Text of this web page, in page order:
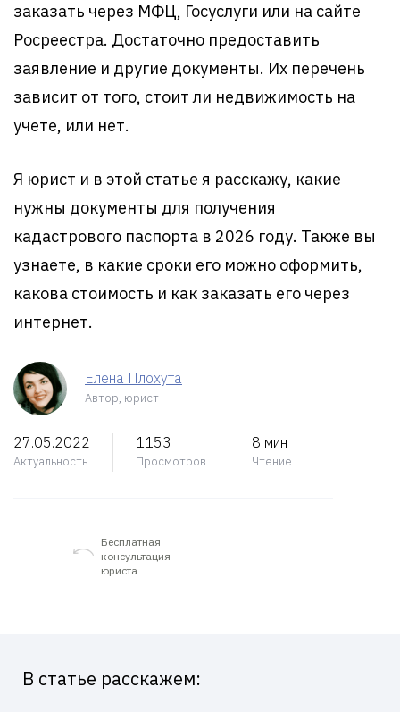
заказать через МФЦ, Госуслуги или на сайте
Росреестра. Достаточно предоставить
заявление и другие документы. Их перечень
зависит от того, стоит ли недвижимость на
учете, или нет.
Я юрист и в этой статье я расскажу, какие
нужны документы для получения
кадастрового паспорта в 2026 году. Также вы
узнаете, в какие сроки его можно оформить,
какова стоимость и как заказать его через
интернет.
Елена Плохута
Автор, юрист
27.05.2022
Актуальность
1153
Просмотров
8 мин
Чтение
Бесплатная
консультация
юриста
В статье расскажем: